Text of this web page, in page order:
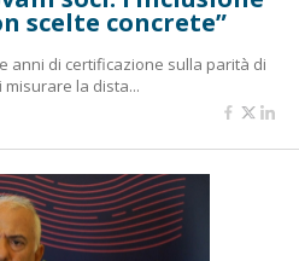
scelte concrete”
anni di certificazione sulla parità di
la dista...